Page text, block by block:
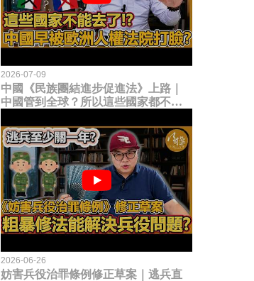
2026-07-09
中國《民族團結進步促進法》上路｜
中國管到全球？所以這些國家都不能
臉？
2026-06-26
妨害兵役治罪條例修正草案｜逃兵直